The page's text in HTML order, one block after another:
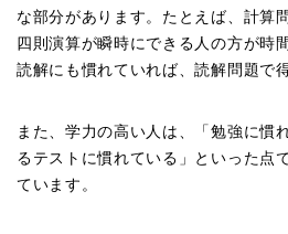
な部分があります。たとえば、計算
四則演算が瞬時にできる人の方が時
読解にも慣れていれば、読解問題で
また、学力の高い人は、「勉強に慣
るテストに慣れている」といった点
ています。